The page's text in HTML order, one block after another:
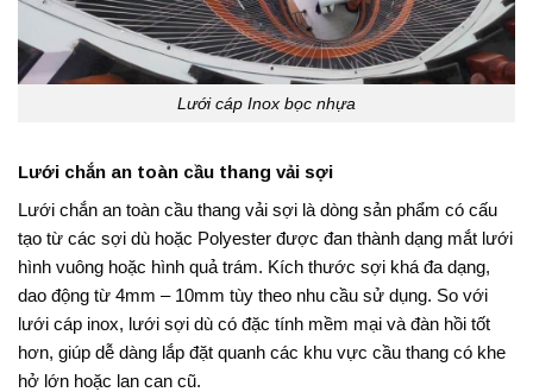
Lưới cáp Inox bọc nhựa
Lưới chắn an toàn cầu thang vải sợi
Lưới chắn an toàn cầu thang vải sợi là dòng sản phẩm có cấu
tạo từ các sợi dù hoặc Polyester được đan thành dạng mắt lưới
hình vuông hoặc hình quả trám. Kích thước sợi khá đa dạng,
dao động từ 4mm – 10mm tùy theo nhu cầu sử dụng. So với
lưới cáp inox, lưới sợi dù có đặc tính mềm mại và đàn hồi tốt
hơn, giúp dễ dàng lắp đặt quanh các khu vực cầu thang có khe
hở lớn hoặc lan can cũ.